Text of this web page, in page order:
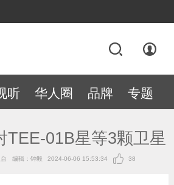
听 华人圈 品牌 专题
TEE-01B星等3颗卫星
编辑：钟毅 2024-06-06 15:53:34 38